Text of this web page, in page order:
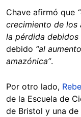
Chave afirmó que
crecimiento de los
la pérdida
debido “al
amazónica”.
Por otro lado,
de la Escuela de
de Bristol y una